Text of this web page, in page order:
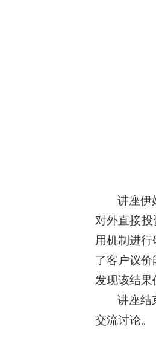
讲座伊
对外直接
用机制进
了客户议
发现该结果
讲座结
交流讨论。